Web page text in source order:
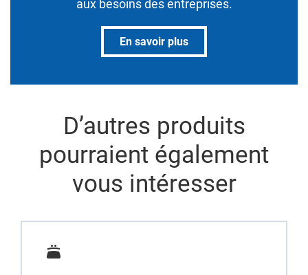
aux besoins des entreprises.
En savoir plus
D’autres produits
pourraient également
vous intéresser